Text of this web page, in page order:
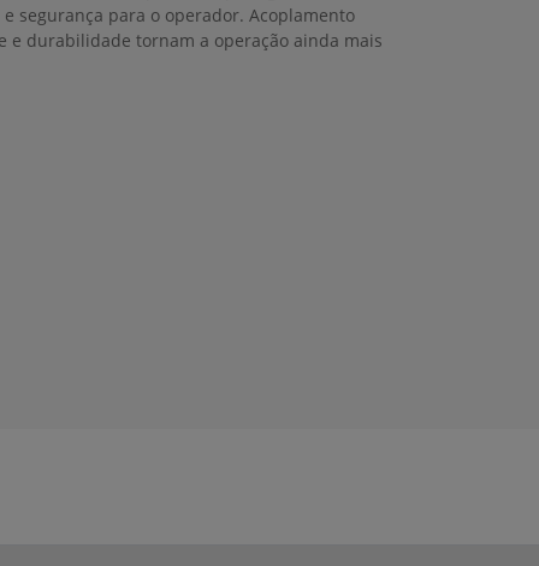
segurança para o operador. Acoplamento
e durabilidade tornam a operação ainda mais